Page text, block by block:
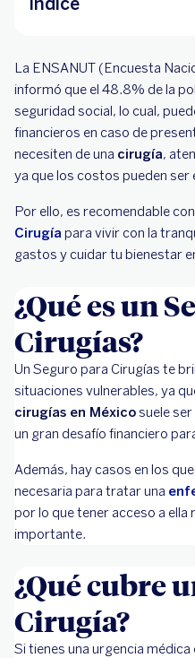
¿Qué cubre un
¿Cuáles son los
Cirugía?
Pasos para
La ENSANUT (Encuesta
informó que el 48.8% de la
seguridad social, lo cual,
financieros en caso de
necesiten de una cirugía,
ya que los costos pueden ser
Por ello, es recomendable
Cirugía para vivir con la
gastos y cuidar tu bienestar
¿Qué es un
Cirugías?
Un Seguro para Cirugías te
situaciones vulnerables, ya
cirugías en Méxicosuele
un gran desafío financiero
Además, hay casos en los
necesaria para tratar una
por lo que tener acceso a
importante.
¿Qué cubre
Cirugía?
Si tienes una urgencia